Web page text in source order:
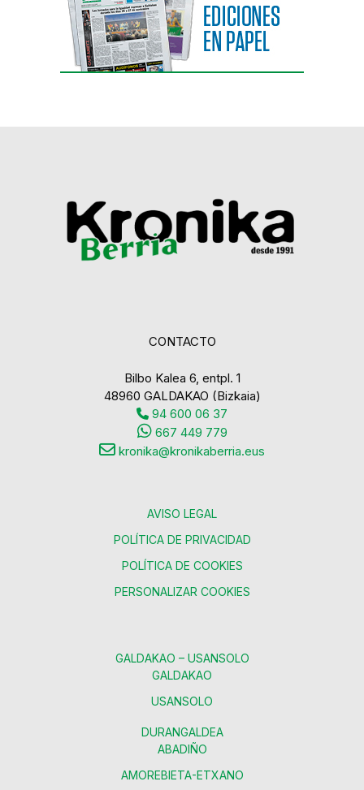
CONTACTO
Bilbo Kalea 6, entpl. 1
48960 GALDAKAO (Bizkaia)
94 600 06 37
667 449 779
kronika@kronikaberria.eus
AVISO LEGAL
POLÍTICA DE PRIVACIDAD
POLÍTICA DE COOKIES
PERSONALIZAR COOKIES
GALDAKAO – USANSOLO
GALDAKAO
USANSOLO
DURANGALDEA
ABADIÑO
AMOREBIETA-ETXANO